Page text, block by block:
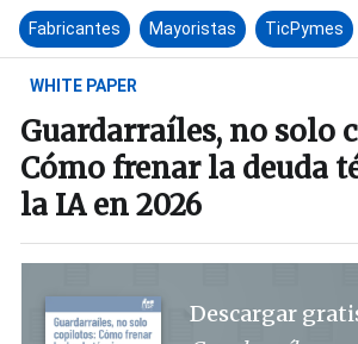
Fabricantes Mayoristas TicPymes
WHITE PAPER
Guardarraíles, no solo
Cómo frenar la deuda
la IA en 2026
Descargar